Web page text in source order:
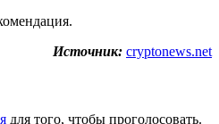
Источник: cryptonews.net
для того, чтобы проголосовать.